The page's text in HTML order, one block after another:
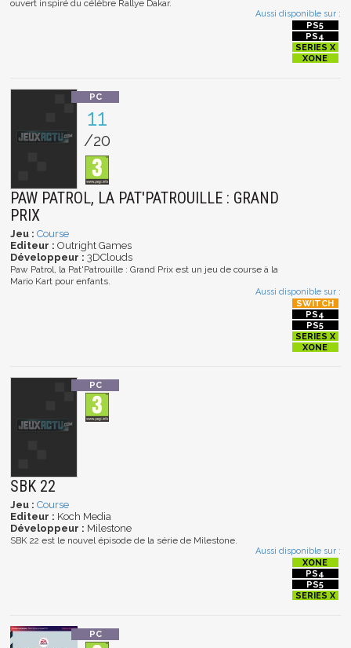
ouvert inspiré du célèbre Rallye Dakar.
Aussi disponible sur :
11
/20
PAW PATROL, LA PAT'PATROUILLE : GRAND
PRIX
Jeu : Course
Editeur : Outright Games
Développeur : 3DClouds
Paw Patrol, la Pat'Patrouille : Grand Prix est un jeu de course à la
Mario Kart pour enfants.
Aussi disponible sur :
SBK 22
Jeu : Course
Editeur : Koch Media
Développeur : Milestone
SBK 22 est le nouvel épisode de la série de Milestone.
Aussi disponible sur :